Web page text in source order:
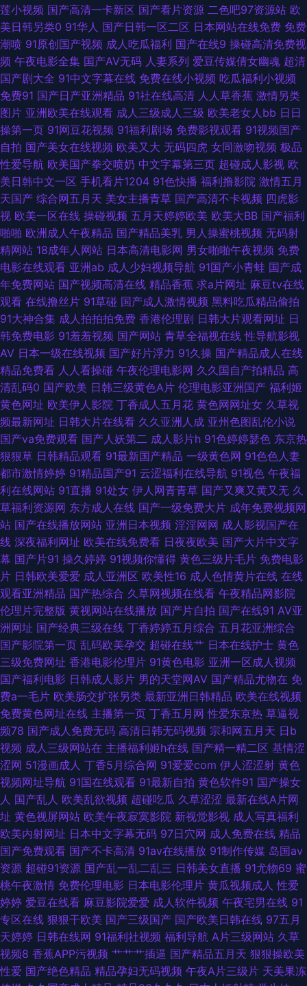
夜夜操 欧美日韩专区欧美日韩 日韩无码不卡的 深爱激情网五月婷婷 先锋资
源天堂av 影音先锋岛国资源 狠狠草网址 久草在线免费av 日本韩国久久 色九
九国产 性福五月天激情 亚洲视频中文字幕日韩 伊人网在9线 91官方传媒免
费线观看 91黄色天堂 欧美A片色图 天美人人插 欧美视频干 91九色蝌蚪人妻
91天堂色 91熟女色 99福利导航在线观看 Av午夜蜜桃传媒软件 av黄色片 97
人妖小视频 免费黄网久9 日韩精品AⅤ在线 性交片子 91com精彩视频 91白虎
国产 91狼人社在线观看 91免费观看破处 91情爱网址 91社在线看 成人电彭
福利姬网址欧美 国产精品v日本精品 国产欧美探花日韩91 玖玖热老司机 欧
美免费网18 欧美色网国产探花 人妻导航AV 青娱乐先锋影音 一级片欧美 91
福利址 91青青视屏 91色超碰香蕉 91在线视频福利观看 97海角熟女 99超碰
导航 成人在线视频网站 高清自慰成人 人人艹超碰 丝足av 影视先锋资源av网
91九色韩国 91第一福利 国内免费观看在线 久草手机福利视频 久久香蕉网av
欧美日韩亚洲国产另类 影音先锋av电影网站 91精彩视频在线观看 91人人插
91探花酒店在线观看 白丝被艹 超碰人人妻人人爱 福利姬99 国产精品欧美在
线网址 欧美视频H版 香蕉视频18日本 亚洲最强看黄网站 91九色精品女同系
列 av福利网站 婷婷丁香一区二区 91热爆在线视频 草莓视频vt 精品一期二期
在线 久久嫩草精品久久 麻豆四虎 色呦呦丁香十月 亚洲免费 在线不卡视频一
区 91极品 91香蕉视频亚洲最新 丁香乱轮 久久艹an 蜜桃视频官网 四虎网站
网址 新在线vt天堂 91传媒福利片 91极品探花在线观看 91茄子成品传媒 91丝
袜主播 AV国产福利激情 精品日韩人妻 男人的天堂AVV 欧美亚操B 午夜福利
电源 亚洲日韩欧美变态 影音先锋中文字幕资源 91不卡在线看 婷婷丁香花一
区 久久的插口免费的视频 色色福利视频 91cn色 91国在线等 91日韩成人综
合 91原创大神在线观看 www免费成人网站 岛国精品在线播放 青青草国拍自
亚州精品国产精品 91豆花久久 97伦理影院 成人版黑丝电影 国产精品做爱 久
久精品麻豆 91玖玖 色色男人的天堂AV 欧美人妻丰满 九九精品久久 91九色
蝌蚪熟女成人 伪娘ts国产在线 91人妻爽 爱草b网 国产在线92 久久日本熟妇
熟色一区 色老大成人综合站 91欧美传媒 波多野结依无码视频 激情自拍第三
区 蜜桃成人无码一区 丝袜操逼伊人91 亚洲精品女人久久 www91簧片 先锋
影音中文字幕av 91逼在线 91麻豆传媒免费卡通 91伊人久热精品 变态avav
莲小视频 国产高清一卡新区 国产看片资源 二色吧97资源站 欧
美日韩另类0 91华人 国产日韩一区二区 日本网站在线免费 免费
潮喷 91原创国产视频 成人吃瓜福利 国产在线9 操碰高清免费视
频 午夜电影全集 国产AV无码 人妻系列 爱豆传媒倩女幽魂 超清
国产剧大全 91中文字幕在线 免费在线小视频 吃瓜福利小视频
免费91 国产日产亚洲精品 91社在线高清 人人草香蕉 激情另类
图片 亚洲欧美在线观看 成人三级成人三级 欧美老女人bb 日日
操第一页 91网豆花视频 91福利剧场 免费影视观看 91视频国产
自拍 国产美女在线视频 欧美又大 无码四虎 女同激吻视频 极品
性爱导航 欧美国产拳交喷奶 中文字幕第三页 超碰成人影视 欧
美日韩中文一区 手机看片1204 91色快播 福利撸影院 激情五月
天国产 综合网五月天 美女主播青草 国产高清不卡视频 四虎影
视 欧美一区在线 操碰视频 五月天婷婷欧美 欧美大BB 国产福利
啪啪 欧洲成人午夜精品 国产精品美乳 男人操蜜桃视频 无码射
精网站 18成年人网站 日本高清电影网 男女啪啪午夜视频 免费
电影在线观看 亚洲ab 成人少妇视频导航 91国产小青蛙 国产成
年免费网站 国产视频高清在线 精品香蕉 求a片网址 麻豆tv在线
观看 在线撸丝片 91草碰 国产成人激情视频 黑料吃瓜精品偷拍
91大神合集 成人拍拍拍免费 香港伦理剧 日韩大片观看网址 日
韩免费电影 91羞羞视频 国产网站 青草全福视在线 性导航影视
AV 日本一级在线视频 国产好片浮力 91久操 国产精品成人在线
精品免费看 人人看操碰 午夜伦理电影网 久久国自产拍精品 高
清乱码0 国产欧美 日韩三级黄色A片 伦理电影亚洲国产 福利姬
黄色网址 欧美伊人影院 丁香成人五月花 黄色网网址女 久草视
频最新网址 日韩大片在线看 久久亚洲人成 亚州色图乱伦小说
国产va免费观看 国产人妖第二 成人影片h 91色婷婷瑟色 东京热
狠狠草 日韩精品观看 91最新国产精品 一级黄色网 91色色人妻
都市激情婷婷 91精品国产91 云涩福利在线导航 91视色 午夜福
利在线网站 91直播 91处女 伊人网青青草 国产又爽又黄又无 久
草福利资源网 东方成人在线 国产一级免费大片 成年免费视频网
站 国产在线播放网站 亚洲日本视频 淫淫网网 成人影视国产在
线 深夜福利网址 欧美在线免费看 日夜夜欧美 国产大片中文字
幕 国产片91 操久婷婷 91视频你懂得 黄色三级片毛片 免费电影
片 日韩欧美爱爱 成人亚洲区 欧美性16 成人色情黄片在线 在线
观看亚洲精品 国产热综合 久草网视频在线看 午夜精品网影院
伦理片完整版 黄视网站在线播放 国产片自拍 国产在线91 AV亚
洲网址 国产经典三级在线 丁香婷婷五月综合 五月花亚洲综合
国产影院第一页 乱码欧美孕交 超碰在线艹 日本在线护士 黄色
三级免费网址 香港电影伦理片 91黄色电影 亚洲一区成人视频
国产福利电影 日韩成人影片 男的天堂网AV 国产精品尤物在 免
费a一毛片 欧美肠交扩张另类 最新亚洲日韩精品 欧美在线视频
免费黄色网址在线 主播第一页 丁香五月网 性爱东京热 草逼视
频78 国产成人免费无码 高清日韩无码视频 宗和网五月天 日b
视频 成人三级网站在 主播福利姬h在线 国产精一精二区 基情涩
涩网 51漫画成人 丁香5月综合网 91爱爱com 伊人涩涩射 黄色
视频网址导航 91国在线观看 91最新自拍 黄色软件91 国产操女
人 国产乱人 欧美乱欲视频 超碰吃瓜 久草涩涩 最新在线A片网
址 黄色视屏网站 欧美午夜寂寞影院 新视觉影视 成人写真福利
欧美内射网址 日本中文字幕无码 97日穴网 成人免费在线 精品
国产免费观看 国产不卡高清 91av在线播放 91制作传媒 岛国av
资源 超碰91资源 国产乱一乱二乱三 日韩美女直播 91尤物69 蜜
桃午夜激情 免费伦理电影 日本电影伦理片 黄瓜视频成人 性爱
婷婷 爱豆在线看 麻豆影院爱爱 成人软件视频 午夜宅男在线 91
专区在线 狠狠干欧美 国产三级国产 国产欧美日韩在线 97五月
天婷婷 日韩在线网 91福利社视频 福利导航 A片三级网站 久草
视频8 香蕉APP污视频 艹艹艹插逼 国产精品五月天 狠狠操欧美
性爱 国产绝色精品 精品孕妇无码视频 午夜A片三级片 天美果冻